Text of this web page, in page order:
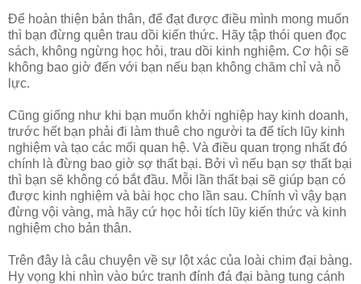
Để hoàn thiện bản thân, để đạt được điều mình mong muốn
thì bạn đừng quên trau dồi kiến thức. Hãy tập thói quen đọc
sách, không ngừng học hỏi, trau dồi kinh nghiệm. Cơ hội sẽ
không bao giờ đến với bạn nếu bạn không chăm chỉ và nỗ
lực.
Cũng giống như khi bạn muốn khởi nghiệp hay kinh doanh,
trước hết bạn phải đi làm thuê cho người ta để tích lũy kinh
nghiệm và tạo các mối quan hệ. Và điều quan trọng nhất đó
chính là đừng bao giờ sợ thất bại. Bởi vì nếu bạn sợ thất bại
thì bạn sẽ không có bắt đầu. Mỗi lần thất bại sẽ giúp bạn có
được kinh nghiệm và bài học cho lần sau. Chính vì vậy bạn
đừng vội vàng, mà hãy cứ học hỏi tích lũy kiến thức và kinh
nghiệm cho bản thân.
Trên đây là câu chuyện về sự lột xác của loài chim đại bàng.
Hy vọng khi nhìn vào bức tranh đính đá đại bàng tung cánh